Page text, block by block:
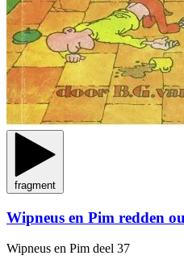
fragment
Wipneus en Pim redden
Wipneus en Pim deel 37